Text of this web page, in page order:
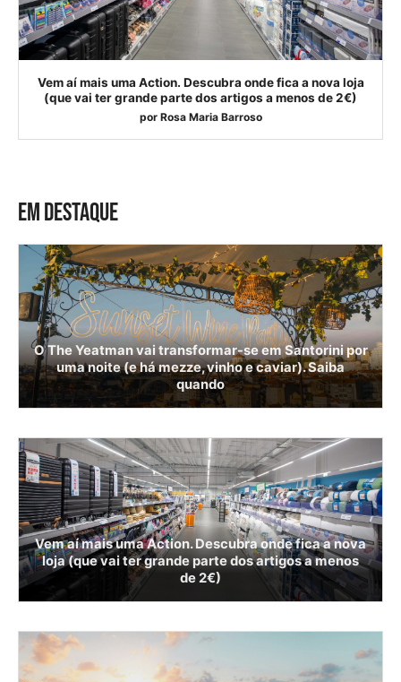
Vem aí mais uma Action. Descubra onde fica a nova loja
(que vai ter grande parte dos artigos a menos de 2€)
por Rosa Maria Barroso
EM DESTAQUE
O The Yeatman vai transformar-se em Santorini por
uma noite (e há mezze, vinho e caviar). Saiba
quando
Vem aí mais uma Action. Descubra onde fica a nova
loja (que vai ter grande parte dos artigos a menos
de 2€)